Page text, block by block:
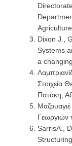
Dixon J.,
Systems
a
Στοιχεία
Πατάκη,
Γεωργιών
SarrisA.,